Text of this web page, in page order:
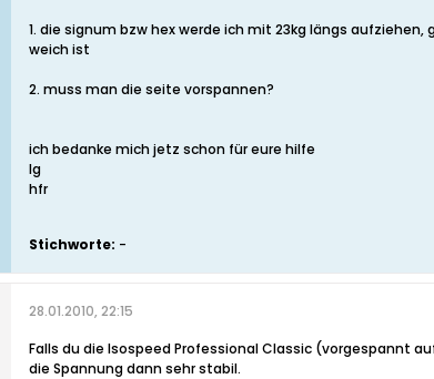
1. die signum bzw hex werde ich mit 23kg längs
weich ist
2. muss man die seite vorspannen?
ich bedanke mich jetz schon für eure hilfe
lg
hfr
Stichworte: -
28.01.2010, 22:15
Falls du die Isospeed Professional Classic (vorgespannt
die Spannung dann sehr stabil.